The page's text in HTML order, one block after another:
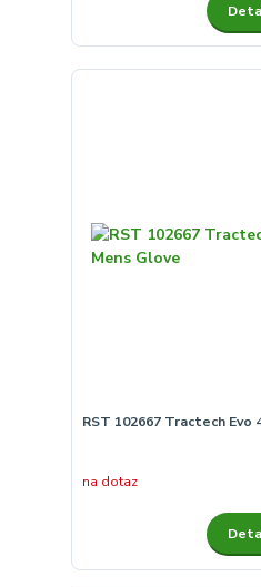
RST 102667 Tractech Evo
na dotaz